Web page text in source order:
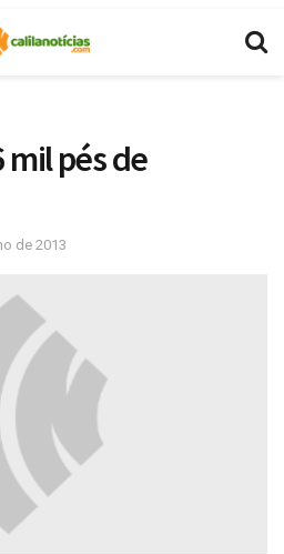
mil pés de
de 2013